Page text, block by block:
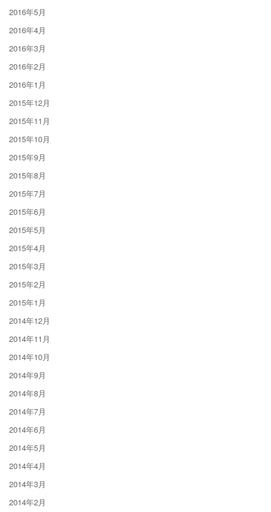
2016年5月
2016年4月
2016年3月
2016年2月
2016年1月
2015年12月
2015年11月
2015年10月
2015年9月
2015年8月
2015年7月
2015年6月
2015年5月
2015年4月
2015年3月
2015年2月
2015年1月
2014年12月
2014年11月
2014年10月
2014年9月
2014年8月
2014年7月
2014年6月
2014年5月
2014年4月
2014年3月
2014年2月